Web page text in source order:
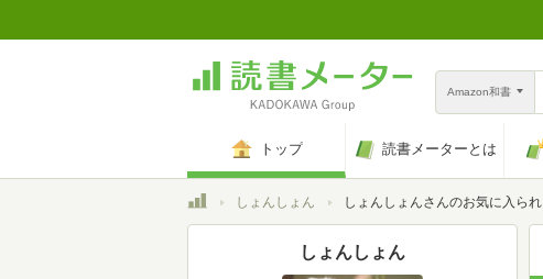
Amazon和書
トップ 読書メーターとは
トップしょんしょん しょんしょんさんのお気に入られ
しょんしょん